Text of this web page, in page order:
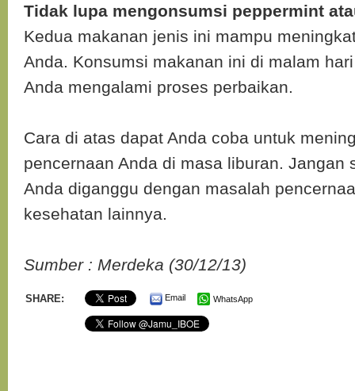
Tidak lupa mengonsumsi peppermint
Kedua makanan jenis ini mampu
Anda. Konsumsi makanan ini di malam
Anda mengalami proses perbaikan.
Cara di atas dapat Anda coba untuk
pencernaan Anda di masa liburan. Jangan
Anda diganggu dengan masalah
kesehatan lainnya.
Sumber : Merdeka (30/12/13)
SHARE: Email WhatsApp